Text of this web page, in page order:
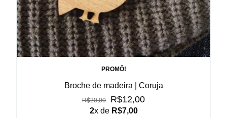
PROMÔ!
Broche de madeira | Coruja
R$20,00 R$12,00
2x de R$7,00